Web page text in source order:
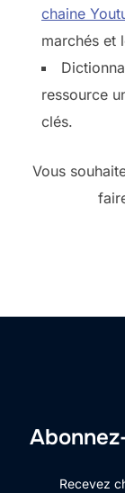
chaine
marchés et
ressource
clés.
Vous
Recevez